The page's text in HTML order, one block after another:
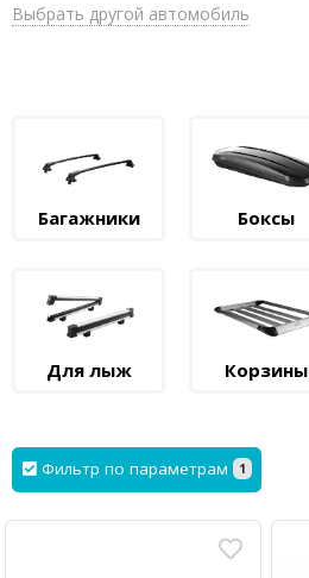
Выбрать другой автомобиль
Багажники Боксы
Для лыж Корзины
Фильтр по параметрам 1